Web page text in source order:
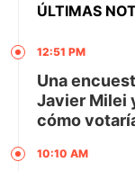
ÚLTIMAS
12:51 PM
Una
Javier Milei
cómo
10:10 AM